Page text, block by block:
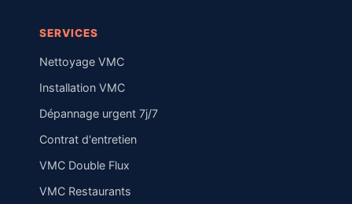
SERVICES
Nettoyage VMC
Installation VMC
Dépannage urgent 7j/7
Contrat d'entretien
VMC Double Flux
VMC Restaurants